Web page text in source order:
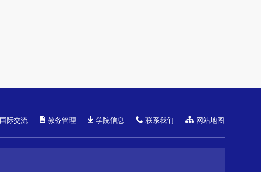
国际交流 教务管理 学院信息 联系我们 网站地图